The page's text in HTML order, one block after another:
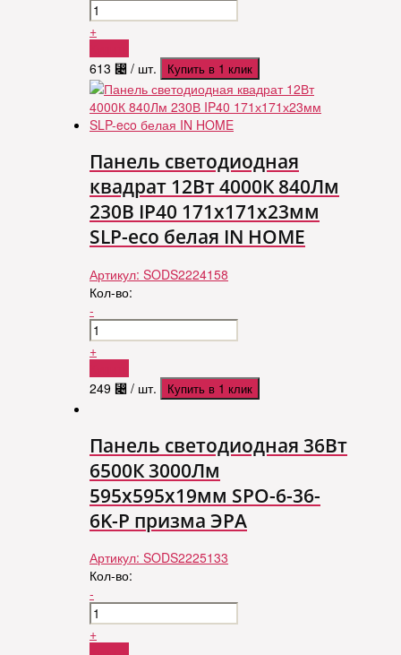
+
613 ⃄ / шт. Купить в 1 клик
Панель светодиодная
квадрат 12Вт 4000К 840Лм
230В IP40 171х171х23мм
SLP-eco белая IN HOME
Артикул: SODS2224158
Кол-во:
-
+
249 ⃄ / шт. Купить в 1 клик
Панель светодиодная 36Вт
6500К 3000Лм
595x595x19мм SPO-6-36-
6K-P призма ЭРА
Артикул: SODS2225133
Кол-во:
-
+